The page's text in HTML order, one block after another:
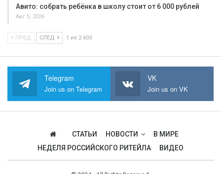
Авито: собрать ребёнка в школу стоит от 6 000 рублей
Авг 5, 2026
ПРЕД СЛЕД 1 из 2 603
Telegram
Join us on Telegram
VK
Join us on VK
СТАТЬИ НОВОСТИ
В МИРЕ
НЕДЕЛЯ РОССИЙСКОГО РИТЕЙЛА
ВИДЕО